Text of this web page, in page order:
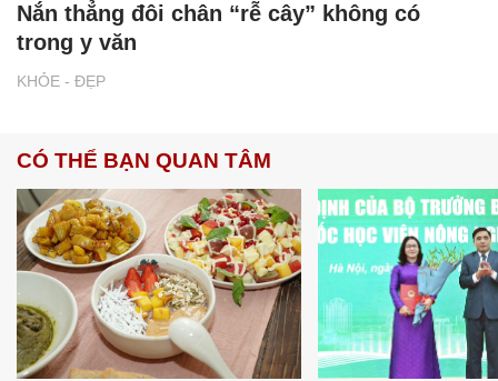
KHỎE - ĐẸP
Nắn thẳng đôi chân “rễ cây” không có
trong y văn
CÓ THỂ BẠN QUAN TÂM